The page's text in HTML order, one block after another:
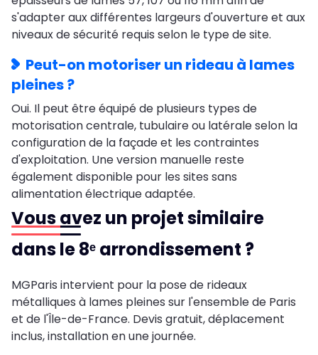
s'adapter aux différentes largeurs d'ouverture et aux
niveaux de sécurité requis selon le type de site.
Peut-on motoriser un rideau à lames
pleines ?
Oui. Il peut être équipé de plusieurs types de
motorisation centrale, tubulaire ou latérale selon la
configuration de la façade et les contraintes
d'exploitation. Une version manuelle reste
également disponible pour les sites sans
alimentation électrique adaptée.
Vous avez un projet similaire
dans le 8ᵉ arrondissement ?
MGParis intervient pour la pose de rideaux
métalliques à lames pleines sur l'ensemble de Paris
et de l'Île-de-France. Devis gratuit, déplacement
inclus, installation en une journée.